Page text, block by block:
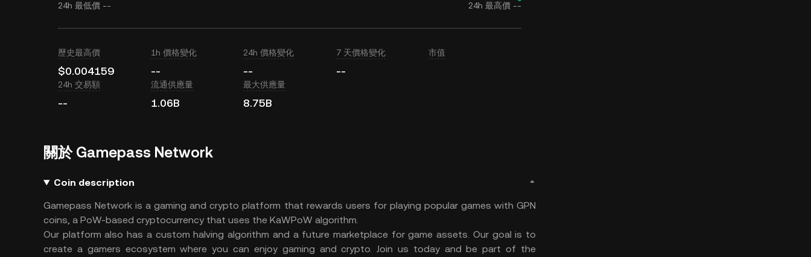
24h 最低價 -- 24h 最高價 --
歷史最高價
$0.004159
1h 價格變化
--
24h 價格變化
--
7 天價格變化
--
市值
24h 交易額
--
流通供應量
1.06B
最大供應量
8.75B
關於 Gamepass Network
Coin description
Gamepass Network is a gaming and crypto platform that rewards users for playing popular games with GPN
coins, a PoW-based cryptocurrency that uses the KaWPoW algorithm.
Our platform also has a custom halving algorithm and a future marketplace for game assets. Our goal is to
create a gamers ecosystem where you can enjoy gaming and crypto. Join us today and be part of the